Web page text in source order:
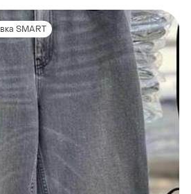
SMART